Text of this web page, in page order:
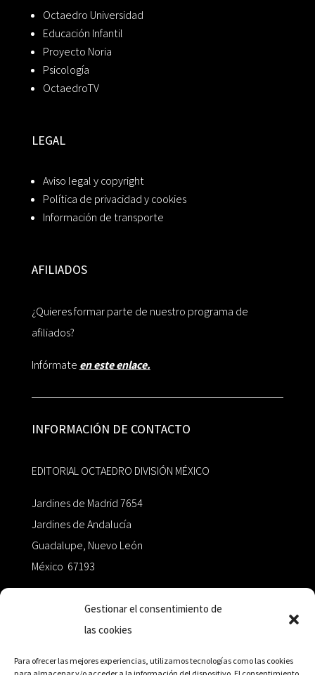
Gestionar el consentimiento de
las cookies
Para ofrecer las mejores experiencias, utilizamos tecnologías como las cookies
Octaedro Universidad
Educación Infantil
Proyecto Noria
Psicología
OctaedroTV
LEGAL
Aviso legal y copyright
Política de privacidad y cookies
Información de transporte
AFILIADOS
¿Quieres formar parte de nuestro programa de
afiliados?
Infórmate en este enlace.
INFORMACIÓN DE CONTACTO
EDITORIAL OCTAEDRO DIVISIÓN MÉXICO
Jardines de Madrid 7654
Jardines de Andalucía
Guadalupe, Nuevo León
México 67193
+52 811.499.5638